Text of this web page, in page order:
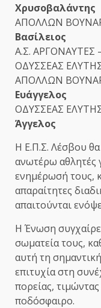
Χρυσοβαλάντης
ΑΠΟΛΛΩΝ
Βασίλειος
Α.Σ. ΑΡΓΟΝΑΥΤΕΣ
ΟΔΥΣΣΕΑΣ
ΑΠΟΛΛΩΝ
Ευάγγελος
ΟΔΥΣΣΕΑΣ
Άγγελος
Η Ε.Π.Σ. Λέσβου θα
ανωτέρω αθλητές
ενημέρωσή τους,
απαραίτητες
απαιτούνται
Η Ένωση
σωματεία τους,
αυτή τη
επιτυχία στη
πορείας,
ποδόσφαιρο.